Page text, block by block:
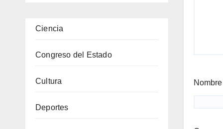
Ciencia
Congreso del Estado
Cultura
Deportes